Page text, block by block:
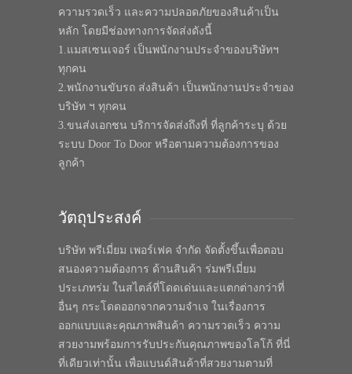
ความรวดเร็ว และความปลอดภัยของสินค้าเป็น
หลัก โดยมีช่องทางการจัดส่งดังนี้
1.แมสเซนเจอร์ เป็นพนักงานประจำของบริษัทฯ
ทุกคน
2.พนักงานขับรถ ส่งสินค้า เป็นพนักงานประจำของ
บริษัท ฯ ทุกคน
3.ขนส่งเอกชน บริการจัดส่งถึงที่ ที่ลูกค้าระบุ ด้วย
ระบบ Door To Door หรือตามความต้องการของ
ลูกค้า
วัตถุประสงค์
บริษัท พรีเมี่ยม เพอร์เฟค จำกัด จัดตั้งขึ้นเพื่อตอบ
สนองความต้องการ ด้านสินค้า ร่มพรีเมี่ยม
ประเภทร่ม ในสไตล์ที่โดดเด่นและแตกต่างกว่าที่
อื่นๆ กระโดดออกจากความจำเจ ในเรื่องการ
ออกแบบและคุณภาพสินค้า ความรวดเร็ว ความ
สวยงามพร้อมการรับประกันคุณภาพของโลโก้ ที่นี่
ที่เดียวเท่านั้น เพื่อแบนด์สินค้าที่สวยงามตามที่